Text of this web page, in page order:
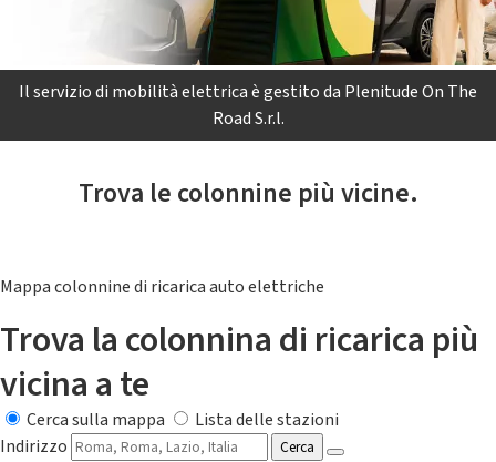
Il servizio di mobilità elettrica è gestito da Plenitude On The
Road S.r.l.
Trova le colonnine più vicine.
Mappa colonnine di ricarica auto elettriche
Trova la colonnina di ricarica più
vicina a te
Cerca sulla mappa
Lista delle stazioni
Indirizzo
Cerca